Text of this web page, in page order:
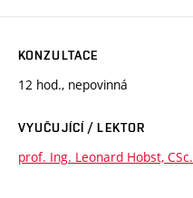
KONZULTACE
12 hod., nepovinná
VYUČUJÍCÍ / LEKTOR
prof. Ing. Leonard Hobst, CSc.